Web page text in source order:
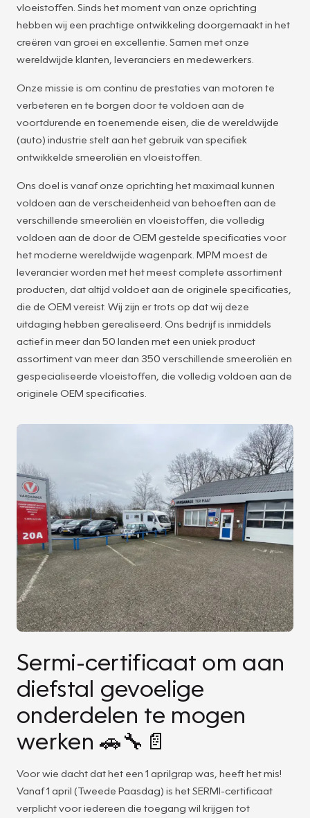
vloeistoffen. Sinds het moment van onze oprichting
hebben wij een prachtige ontwikkeling doorgemaakt in het
creëren van groei en excellentie. Samen met onze
wereldwijde klanten, leveranciers en medewerkers.
Onze missie is om continu de prestaties van motoren te
verbeteren en te borgen door te voldoen aan de
voortdurende en toenemende eisen, die de wereldwijde
(auto) industrie stelt aan het gebruik van specifiek
ontwikkelde smeeroliën en vloeistoffen.
Ons doel is vanaf onze oprichting het maximaal kunnen
voldoen aan de verscheidenheid van behoeften aan de
verschillende smeeroliën en vloeistoffen, die volledig
voldoen aan de door de OEM gestelde specificaties voor
het moderne wereldwijde wagenpark. MPM moest de
leverancier worden met het meest complete assortiment
producten, dat altijd voldoet aan de originele specificaties,
die de OEM vereist. Wij zijn er trots op dat wij deze
uitdaging hebben gerealiseerd. Ons bedrijf is inmiddels
actief in meer dan 50 landen met een uniek product
assortiment van meer dan 350 verschillende smeeroliën en
gespecialiseerde vloeistoffen, die volledig voldoen aan de
originele OEM specificaties.
Sermi-certificaat om aan
diefstal gevoelige
onderdelen te mogen
werken 🚗🔧📄
Voor wie dacht dat het een 1 aprilgrap was, heeft het mis!
Vanaf 1 april (Tweede Paasdag) is het SERMI-certificaat
verplicht voor iedereen die toegang wil krijgen tot